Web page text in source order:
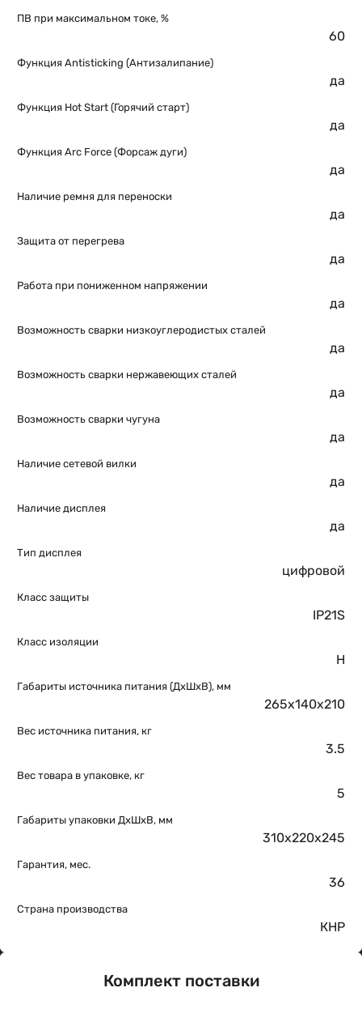
ПВ при максимальном токе, %
60
Функция Antisticking (Антизалипание)
да
Функция Hot Start (Горячий старт)
да
Функция Arc Force (Форсаж дуги)
да
Наличие ремня для переноски
да
Защита от перегрева
да
Работа при пониженном напряжении
да
Возможность сварки низкоуглеродистых сталей
да
Возможность сварки нержавеющих сталей
да
Возможность сварки чугуна
да
Наличие сетевой вилки
да
Наличие дисплея
да
Тип дисплея
цифровой
Класс защиты
IP21S
Класс изоляции
H
Габариты источника питания (ДхШхВ), мм
265х140х210
Вес источника питания, кг
3.5
Вес товара в упаковке, кг
5
Габариты упаковки ДхШхВ, мм
310x220x245
Гарантия, мес.
36
Страна производства
КНР
Комплект поставки